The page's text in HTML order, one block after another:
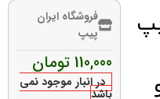
فروشگاه ایران
پیپ
110,000 تومان
در انبار موجود نمی
باشد